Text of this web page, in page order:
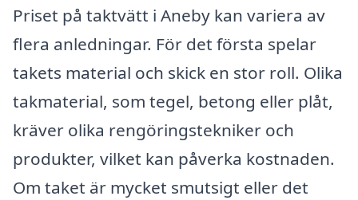
Priset på taktvätt i Aneby kan variera av
flera anledningar. För det första spelar
takets material och skick en stor roll. Olika
takmaterial, som tegel, betong eller plåt,
kräver olika rengöringstekniker och
produkter, vilket kan påverka kostnaden.
Om taket är mycket smutsigt eller det